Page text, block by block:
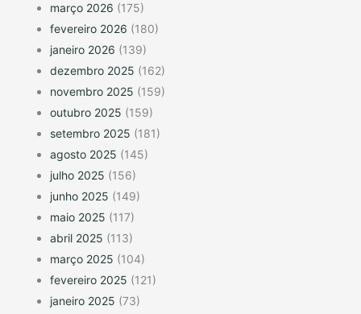
março 2026 (175)
fevereiro 2026 (180)
janeiro 2026 (139)
dezembro 2025 (162)
novembro 2025 (159)
outubro 2025 (159)
setembro 2025 (181)
agosto 2025 (145)
julho 2025 (156)
junho 2025 (149)
maio 2025 (117)
abril 2025 (113)
março 2025 (104)
fevereiro 2025 (121)
janeiro 2025 (73)